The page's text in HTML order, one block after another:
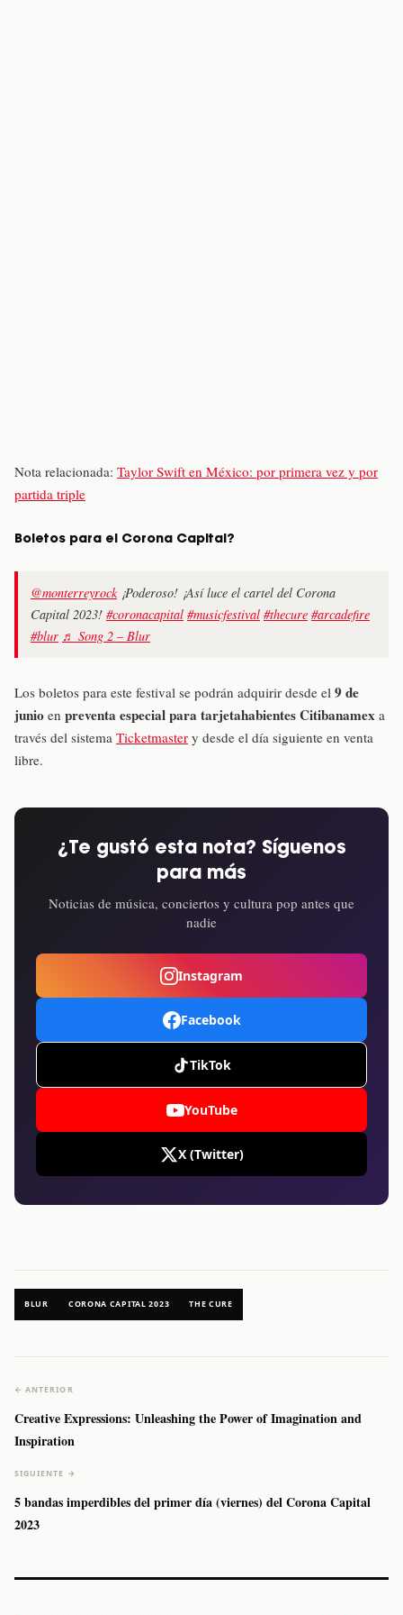
Nota relacionada: Taylor Swift en México: por primera vez y por
partida triple
Boletos para el Corona Capital?
@monterreyrock¡Poderoso! ¡Así luce el cartel del Corona
Capital 2023! #coronacapital #musicfestival #thecure #arcadefire
#blur ♬ Song 2 – Blur
Los boletos para este festival se podrán adquirir desde el 9 de
junio en preventa especial para tarjetahabientes Citibanamex a
través del sistema Ticketmaster y desde el día siguiente en venta
libre.
¿Te gustó esta nota? Síguenos
para más
Noticias de música, conciertos y cultura pop antes que
nadie
Instagram
Facebook
TikTok
YouTube
X (Twitter)
BLUR CORONA CAPITAL 2023 THE CURE
← ANTERIOR
Creative Expressions: Unleashing the Power of Imagination and
Inspiration
SIGUIENTE →
5 bandas imperdibles del primer día (viernes) del Corona Capital
2023